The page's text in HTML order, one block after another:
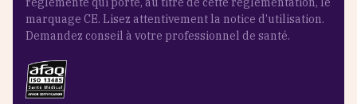
marquage CE. Lisez attentivement la notice d’utilisation.
Demandez conseil à votre professionnel de santé.